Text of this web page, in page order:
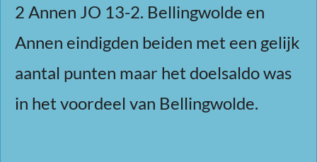
2 Annen JO 13-2. Bellingwolde en
Annen eindigden beiden met een gelijk
aantal punten maar het doelsaldo was
in het voordeel van Bellingwolde.